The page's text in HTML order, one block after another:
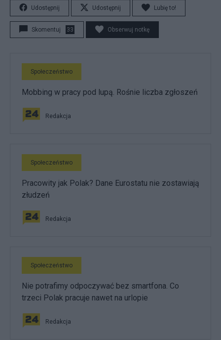
Udostępnij Udostępnij Lubię to!
Skomentuj 33 Obserwuj notkę
Społeczeństwo
Mobbing w pracy pod lupą. Rośnie liczba zgłoszeń
Redakcja
Społeczeństwo
Pracowity jak Polak? Dane Eurostatu nie zostawiają
złudzeń
Redakcja
Społeczeństwo
Nie potrafimy odpoczywać bez smartfona. Co
trzeci Polak pracuje nawet na urlopie
Redakcja